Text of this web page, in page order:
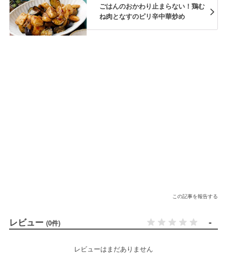
ごはんのおかわり止まらない！鶏む
ね肉となすのピリ辛中華炒め
この記事を報告する
レビュー (0件) -
レビューはまだありません